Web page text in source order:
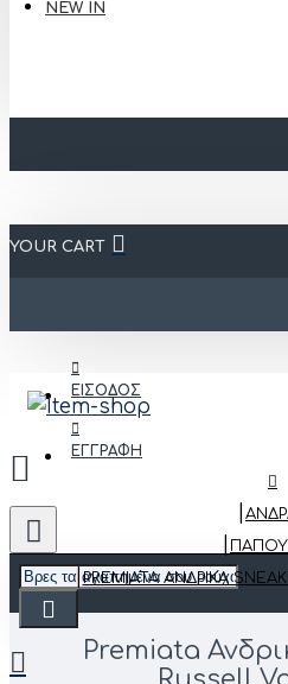
NEW IN
YOUR CART
ΕΙΣΟΔΟΣ
ΕΓΓΡΑΦΗ
PREMIATA ΑΝΔΡΙΚΆ
Premiata